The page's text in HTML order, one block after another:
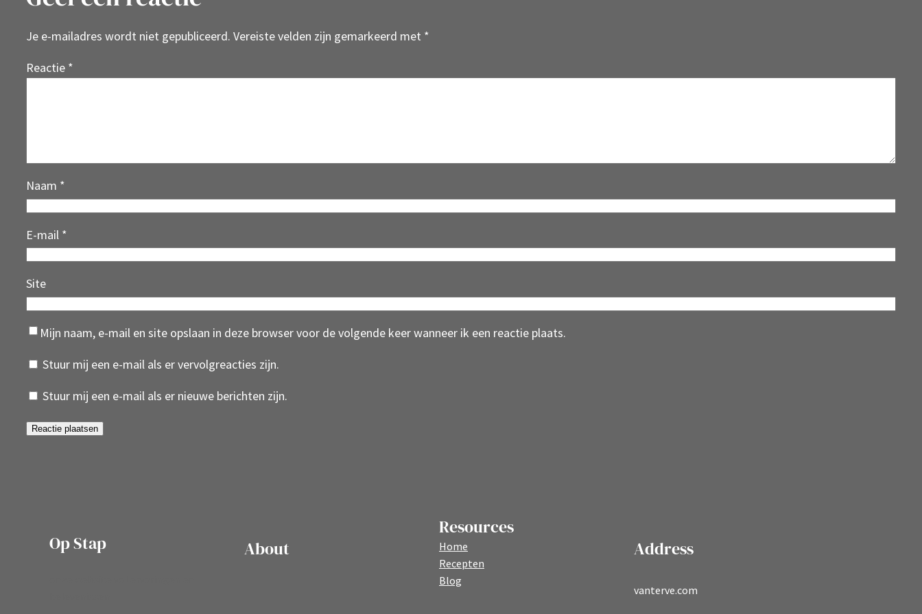
Je e-mailadres wordt niet gepubliceerd. Vereiste velden zijn gemarkeerd met *
Reactie *
Naam *
E-mail *
Site
Mijn naam, e-mail en site opslaan in deze browser voor de volgende keer wanneer ik een reactie plaats.
Stuur mij een e-mail als er vervolgreacties zijn.
Stuur mij een e-mail als er nieuwe berichten zijn.
Op Stap About
Resources
Home
Recepten
Blog
Address
vanterve.com